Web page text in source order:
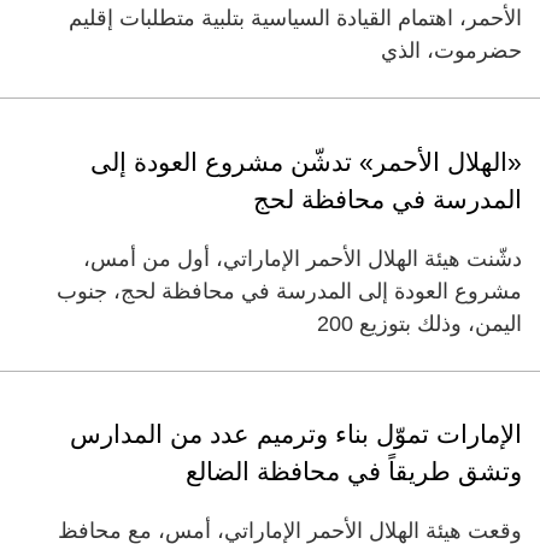
الأحمر، اهتمام القيادة السياسية بتلبية متطلبات إقليم
حضرموت، الذي
«الهلال الأحمر» تدشّن مشروع العودة إلى
المدرسة في محافظة لحج
دشّنت هيئة الهلال الأحمر الإماراتي، أول من أمس،
مشروع العودة إلى المدرسة في محافظة لحج، جنوب
اليمن، وذلك بتوزيع 200
الإمارات تموّل بناء وترميم عدد من المدارس
وتشق طريقاً في محافظة الضالع
وقعت هيئة الهلال الأحمر الإماراتي، أمس، مع محافظ